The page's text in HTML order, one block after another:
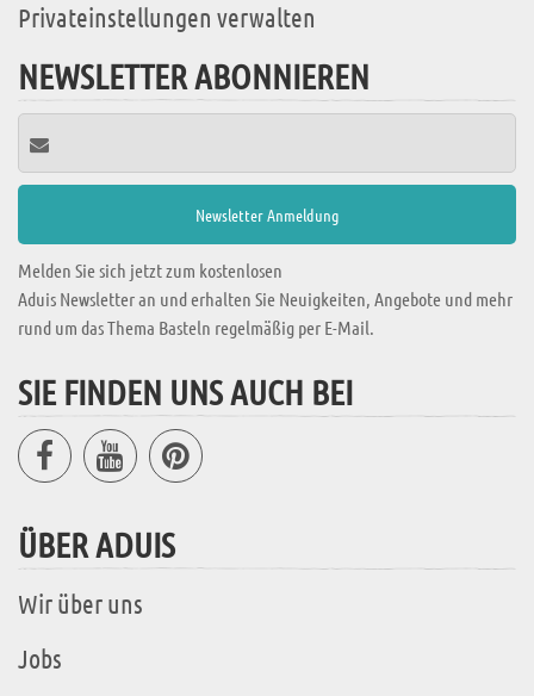
Privateinstellungen verwalten
NEWSLETTER ABONNIEREN
Melden Sie sich jetzt zum kostenlosen
Aduis Newsletter an und erhalten Sie Neuigkeiten, Angebote und mehr
rund um das Thema Basteln regelmäßig per E-Mail.
SIE FINDEN UNS AUCH BEI
ÜBER ADUIS
Wir über uns
Jobs